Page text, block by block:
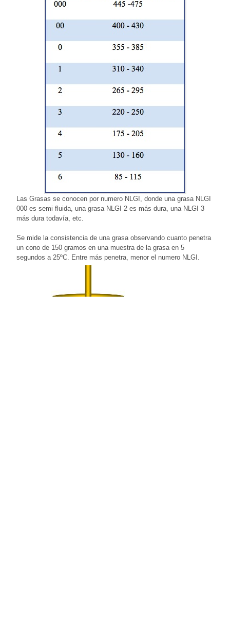
Las Grasas se conocen por numero NLGI, donde una grasa NLGI
000 es semi fluida, una grasa NLGI 2 es más dura, una NLGI 3
más dura todavía, etc.
Se mide la consistencia de una grasa observando cuanto penetra
un cono de 150 gramos en una muestra de la grasa en 5
segundos a 25ºC. Entre más penetra, menor el numero NLGI.